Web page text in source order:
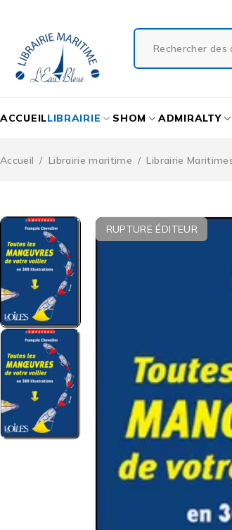
ACCUEILLIBRAIRIE SHOM ADMIRALTY
Accueil / Librairie maritime / Librairie
RUPTURE ÉDITEUR